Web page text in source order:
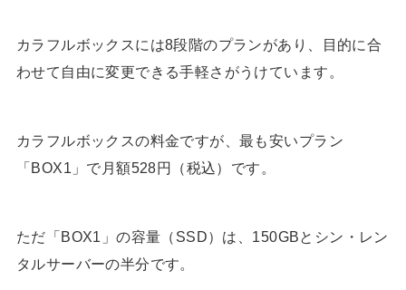
カラフルボックスには8段階のプランがあり、目的に合
わせて自由に変更できる手軽さがうけています。
カラフルボックスの料金ですが、最も安いプラン
「BOX1」で月額528円（税込）です。
ただ「BOX1」の容量（SSD）は、150GBとシン・レン
タルサーバーの半分です。